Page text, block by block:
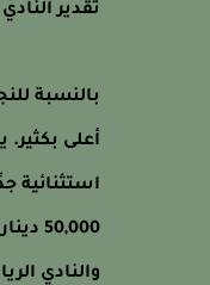
تقدير
بالنسبة
استثنائية
والنادي